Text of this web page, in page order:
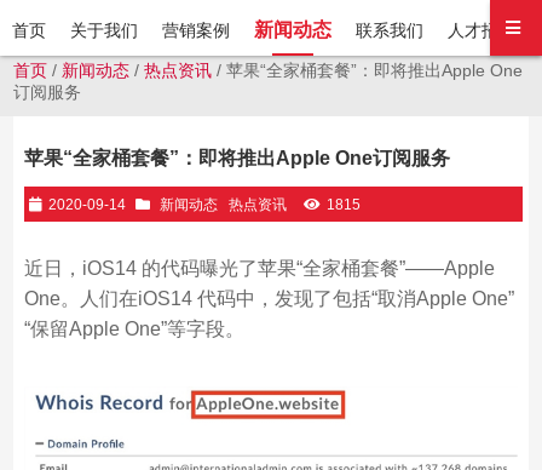
首页 关于我们 营销案例 新闻动态 联系我们 人才招聘
首页 / 新闻动态 /热点资讯 / 苹果“全家桶套餐”：即将推出Apple One
订阅服务
苹果“全家桶套餐”：即将推出Apple One订阅服务
2020-09-14 新闻动态 热点资讯 1815
近日，iOS14 的代码曝光了苹果“全家桶套餐”——Apple
One。人们在iOS14 代码中，发现了包括“取消Apple One”
“保留Apple One”等字段。